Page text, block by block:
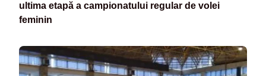
ultima etapă a campionatului regular de volei
feminin